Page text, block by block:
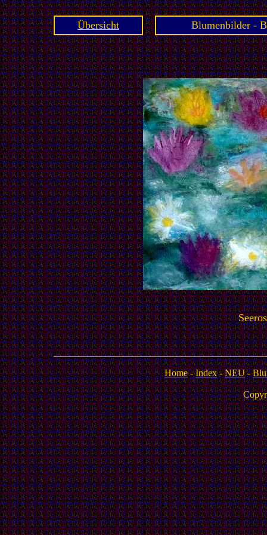
Übersicht Blumenbilder -
Home-Index-NEU-